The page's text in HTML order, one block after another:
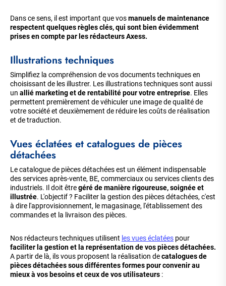
Dans ce sens, il est important que vosmanuels de maintenance
respectent quelques règles clés, qui sont bien évidemment
prises en compte par les rédacteurs Axess.
Illustrations techniques
Simplifiez la compréhension de vos documents techniques en
choisissant de les illustrer. Les illustrations techniques sont aussi
un allié marketing et de rentabilité pour votre entreprise. Elles
permettent premièrement de véhiculer une image de qualité de
votre société et deuxièmement de réduire les coûts de réalisation
et de traduction.
Vues éclatées et catalogues de pièces
détachées
Le catalogue de pièces détachées est un élément indispensable
des services après-vente, BE, commerciaux ou services clients des
industriels. Il doit êtregéré de manière rigoureuse, soignée et
illustrée. L'objectif ? Faciliter la gestion des pièces détachées, c'est
à dire l'approvisionnement, le magasinage, l'établissement des
commandes et la livraison des pièces.
Nos rédacteurs techniques utilisent les vues éclatées pour
faciliter la gestion et la représentation de vos pièces détachées.
A partir de là, ils vous proposent la réalisation decatalogues de
pièces détachées sous différentes formes pour convenir au
mieux à vos besoins et ceux de vos utilisateurs :